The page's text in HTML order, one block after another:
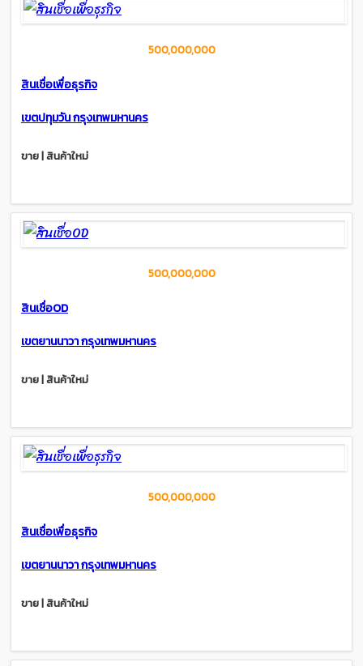
500,000,000
สินเชื่อเพื่อธุรกิจ
เขตปทุมวัน กรุงเทพมหานคร
ขาย | สินค้าใหม่
500,000,000
สินเชื่อOD
เขตยานนาวา กรุงเทพมหานคร
ขาย | สินค้าใหม่
500,000,000
สินเชื่อเพื่อธุรกิจ
เขตยานนาวา กรุงเทพมหานคร
ขาย | สินค้าใหม่